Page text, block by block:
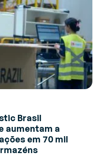
Brasil
aumentam a
em 70 mil